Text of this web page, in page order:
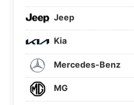
Jeep
Kia
Mercedes-Benz
MG